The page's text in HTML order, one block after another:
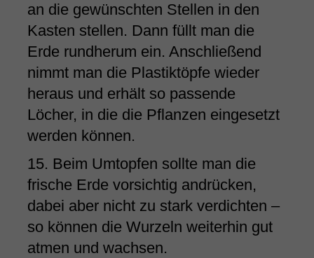
an die gewünschten Stellen in den
Kasten stellen. Dann füllt man die
Erde rundherum ein. Anschließend
nimmt man die Plastiktöpfe wieder
heraus und erhält so passende
Löcher, in die die Pflanzen eingesetzt
werden können.
15. Beim Umtopfen sollte man die
frische Erde vorsichtig andrücken,
dabei aber nicht zu stark verdichten –
so können die Wurzeln weiterhin gut
atmen und wachsen.